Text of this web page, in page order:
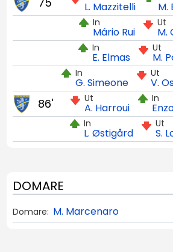
L. Mazzitelli M.
Ut
M.
In
Mário Rui
Ut
M.
In
E. Elmas
Ut
V.
In
G. Simeone
Ut
A. Harroui
In
86'
Ut
S.
In
L. Østigård
DOMARE
Domare: M. Marcenaro